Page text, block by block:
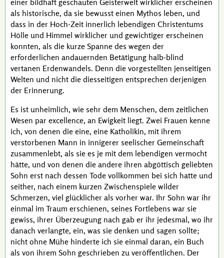
einer bildhaft geschauten Geisterwelt wirklicher erscheinen
als historische, da sie bewusst einen Mythos leben, und
dass in der Hoch-Zeit innerlich lebendigen Christentums
Hölle und Himmel wirklicher und gewichtiger erscheinen
konnten, als die kurze Spanne des wegen der
erforderlichen andauernden Betätigung halb-blind
vertanen Erdenwandels. Denn die vorgestellten jenseitigen
Welten und nicht die diesseitigen entsprechen derjenigen
der Erinnerung.
Es ist unheimlich, wie sehr dem Menschen, dem zeitlichen
Wesen par excellence, an Ewigkeit liegt. Zwei Frauen kenne
ich, von denen die eine, eine Katholikin, mit ihrem
verstorbenen Mann in innigerer seelischer Gemeinschaft
zusammenlebt, als sie es je mit dem lebendigen vermocht
hätte, und von denen die andere ihren abgöttisch geliebten
Sohn erst nach dessen Tode vollkommen bei sich hatte und
seither, nach einem kurzen Zwischenspiele wilder
Schmerzen, viel glücklicher als vorher war. Ihr Sohn war ihr
einmal im Traum erschienen, seines Fortlebens war sie
gewiss, ihrer Überzeugung nach gab er ihr jedesmal, wo ihr
danach verlangte, ein, was sie denken und sagen sollte;
nicht ohne Mühe hinderte ich sie einmal daran, ein Buch
als von ihrem Sohn geschrieben zu veröffentlichen. Der